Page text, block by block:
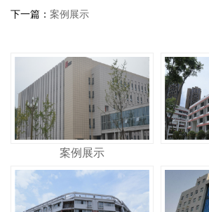
下一篇： 案例展示
案例展示